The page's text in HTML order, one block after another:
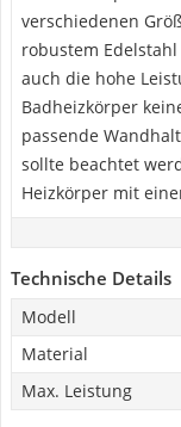
verschiedenen
robustem
auch die hohe
Badheizkörper
passende
sollte beachtet
Heizkörper mit
Technische Details
Modell
Material
Max. Leistung